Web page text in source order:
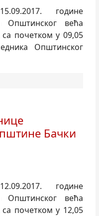
године
Општинског већа
почетком у 09,05
Општинског
Бачки
године
Општинског већа
почетком у 12,05